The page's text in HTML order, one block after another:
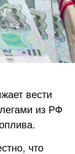
вести
из РФ
что